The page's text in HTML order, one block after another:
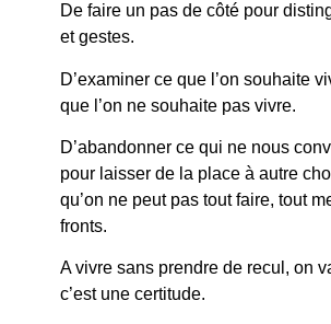
De faire un pas de côté pour
et gestes.
D’examiner ce que l’on souhaite
que l’on ne souhaite pas vivre.
D’abandonner ce qui ne nous
pour laisser de la place à autre
qu’on ne peut pas tout faire, tout
fronts.
A vivre sans prendre de recul, on
c’est une certitude.